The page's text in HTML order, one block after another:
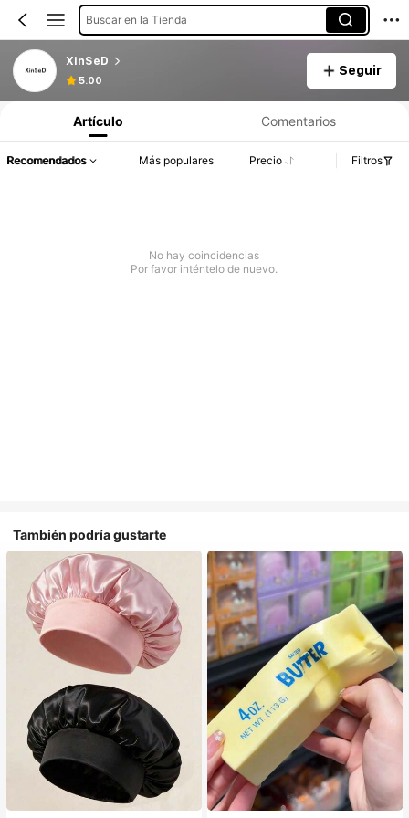
Buscar en la Tienda
XinSeD
5.00
Seguir
Artículo Comentarios
Recomendados Más populares Precio Filtros
No hay coincidencias
Por favor inténtelo de nuevo.
También podría gustarte